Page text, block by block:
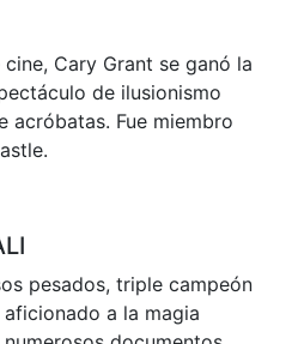
Cary Grant se ganó la
de ilusionismo
acróbatas. Fue miembro
pesados, triple campeón
a la magia